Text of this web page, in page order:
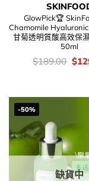
GlowPick🏆
Chamomile
甘菊透明質酸高效保
50ml
價
錢：
$189.00
price
$
-50%
缺貨中